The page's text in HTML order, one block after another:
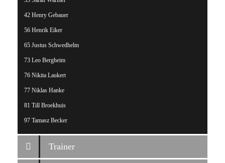
42 Henry Gebauer
56 Henrik Eiker
65 Justus Schwedhelm
73 Leo Bergheim
76 Nikita Laukert
77 Niklas Hanke
81 Till Broekhuis
97 Tamasz Becker
Trainer